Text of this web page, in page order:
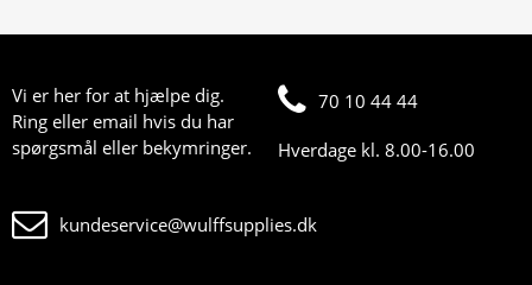
Vi er her for at hjælpe dig.
Ring eller email hvis du har
spørgsmål eller bekymringer.
70 10 44 44
Hverdage kl. 8.00-16.00
kundeservice@wulffsupplies.dk